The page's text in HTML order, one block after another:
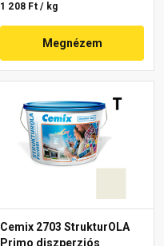
1 208 Ft / kg
Megnézem
Cemix 2703 StrukturOLA
Primo diszperziós